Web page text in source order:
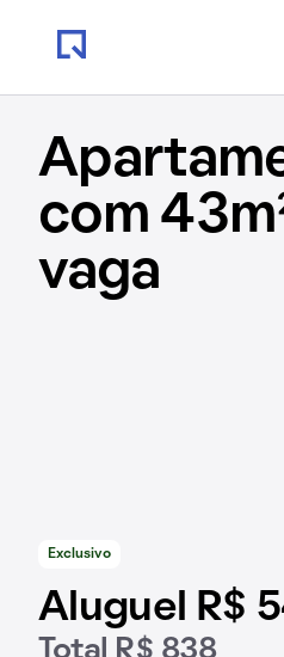
com
vaga
Exclusivo
Aluguel R$
Total R$ 838